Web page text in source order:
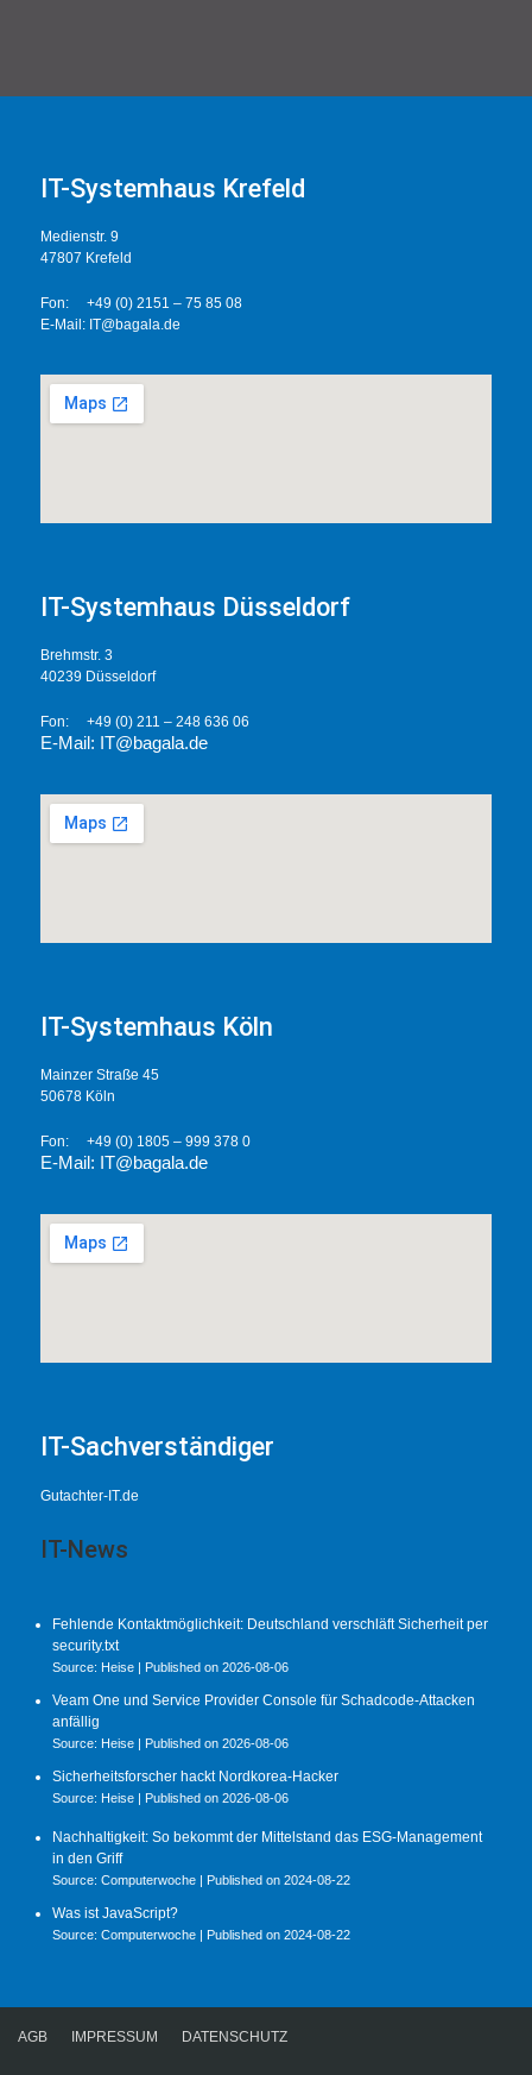
IT-Systemhaus Krefeld
Medienstr. 9
47807 Krefeld
Fon: +49 (0) 2151 – 75 85 08
E-Mail: IT@bagal a.de
IT-Systemhaus Düsseldorf
Brehmstr. 3
40239 Düsseldorf
Fon: +49 (0) 211 – 248 636 06
E-Mail: IT@bagala.de
IT-Systemhaus Köln
Mainzer Straße 45
50678 Köln
Fon: +49 (0) 1805 – 999 378 0
E-Mail: IT@bagala.de
IT-Sachverständiger
Gutachter-IT.de
IT-News
Fehlende Kontaktmöglichkeit: Deutschland verschläft Sicherheit per
security.txt
Source: Heise Published on 2026-08-06
Veam One und Service Provider Console für Schadcode-Attacken
anfällig
Source: Heise Published on 2026-08-06
Sicherheitsforscher hackt Nordkorea-Hacker
Source: Heise Published on 2026-08-06
Nachhaltigkeit: So bekommt der Mittelstand das ESG-Management
in den Griff
Source: Computerwoche Published on 2024-08-22
Was ist JavaScript?
Source: Computerwoche Published on 2024-08-22
AGB IMPRESSUM DATENSCHUTZ